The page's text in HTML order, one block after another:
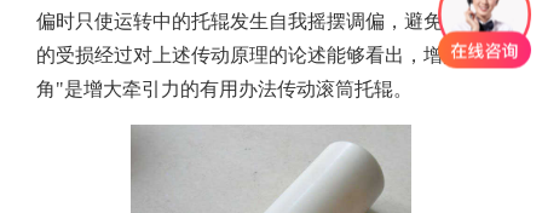
偏时只使运转中的托辊发生自我摇摆调偏，避免了皮带
的受损经过对上述传动原理的论述能够看出，增大围包
角"是增大牵引力的有用办法传动滚筒托辊。